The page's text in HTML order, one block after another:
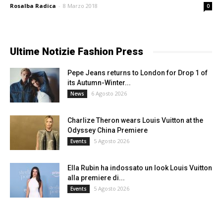
Rosalba Radica - 8 Marzo 2018 0
Ultime Notizie Fashion Press
Pepe Jeans returns to London for Drop 1 of
its Autumn-Winter...
News 6 Agosto 2026
Charlize Theron wears Louis Vuitton at the
Odyssey China Premiere
Events 5 Agosto 2026
Ella Rubin ha indossato un look Louis Vuitton
alla premiere di...
Events 5 Agosto 2026